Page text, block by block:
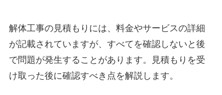
解体工事の見積もりには、料金やサービスの詳細
が記載されていますが、すべてを確認しないと後
で問題が発生することがあります。見積もりを受
け取った後に確認すべき点を解説します。